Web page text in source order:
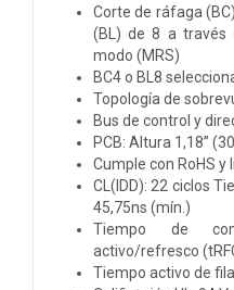
Corte de ráfaga
(BL) de 8 a través
modo (MRS)
BC4 o BL8
Topología de
Bus de control y
PCB: Altura 1,18”
Cumple con RoHS y
CL(IDD): 22 ciclos
45,75ns (mín.)
Tiempo de
activo/refresco
Tiempo activo de